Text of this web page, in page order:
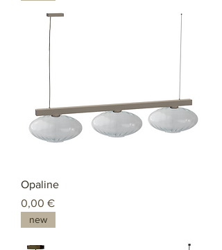
Opaline
Preço
0,00 €
new